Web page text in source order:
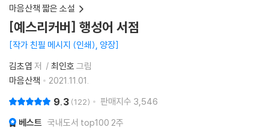
마음산책 짧은 소설
[예스리커버] 행성어 서점
작가 친필 메시지 (인쇄), 양장
김초엽 저 최인호 그림
마음산책
2021.11.01.
9.3 122 판매지수 3,546
베스트 국내도서 top100 2주